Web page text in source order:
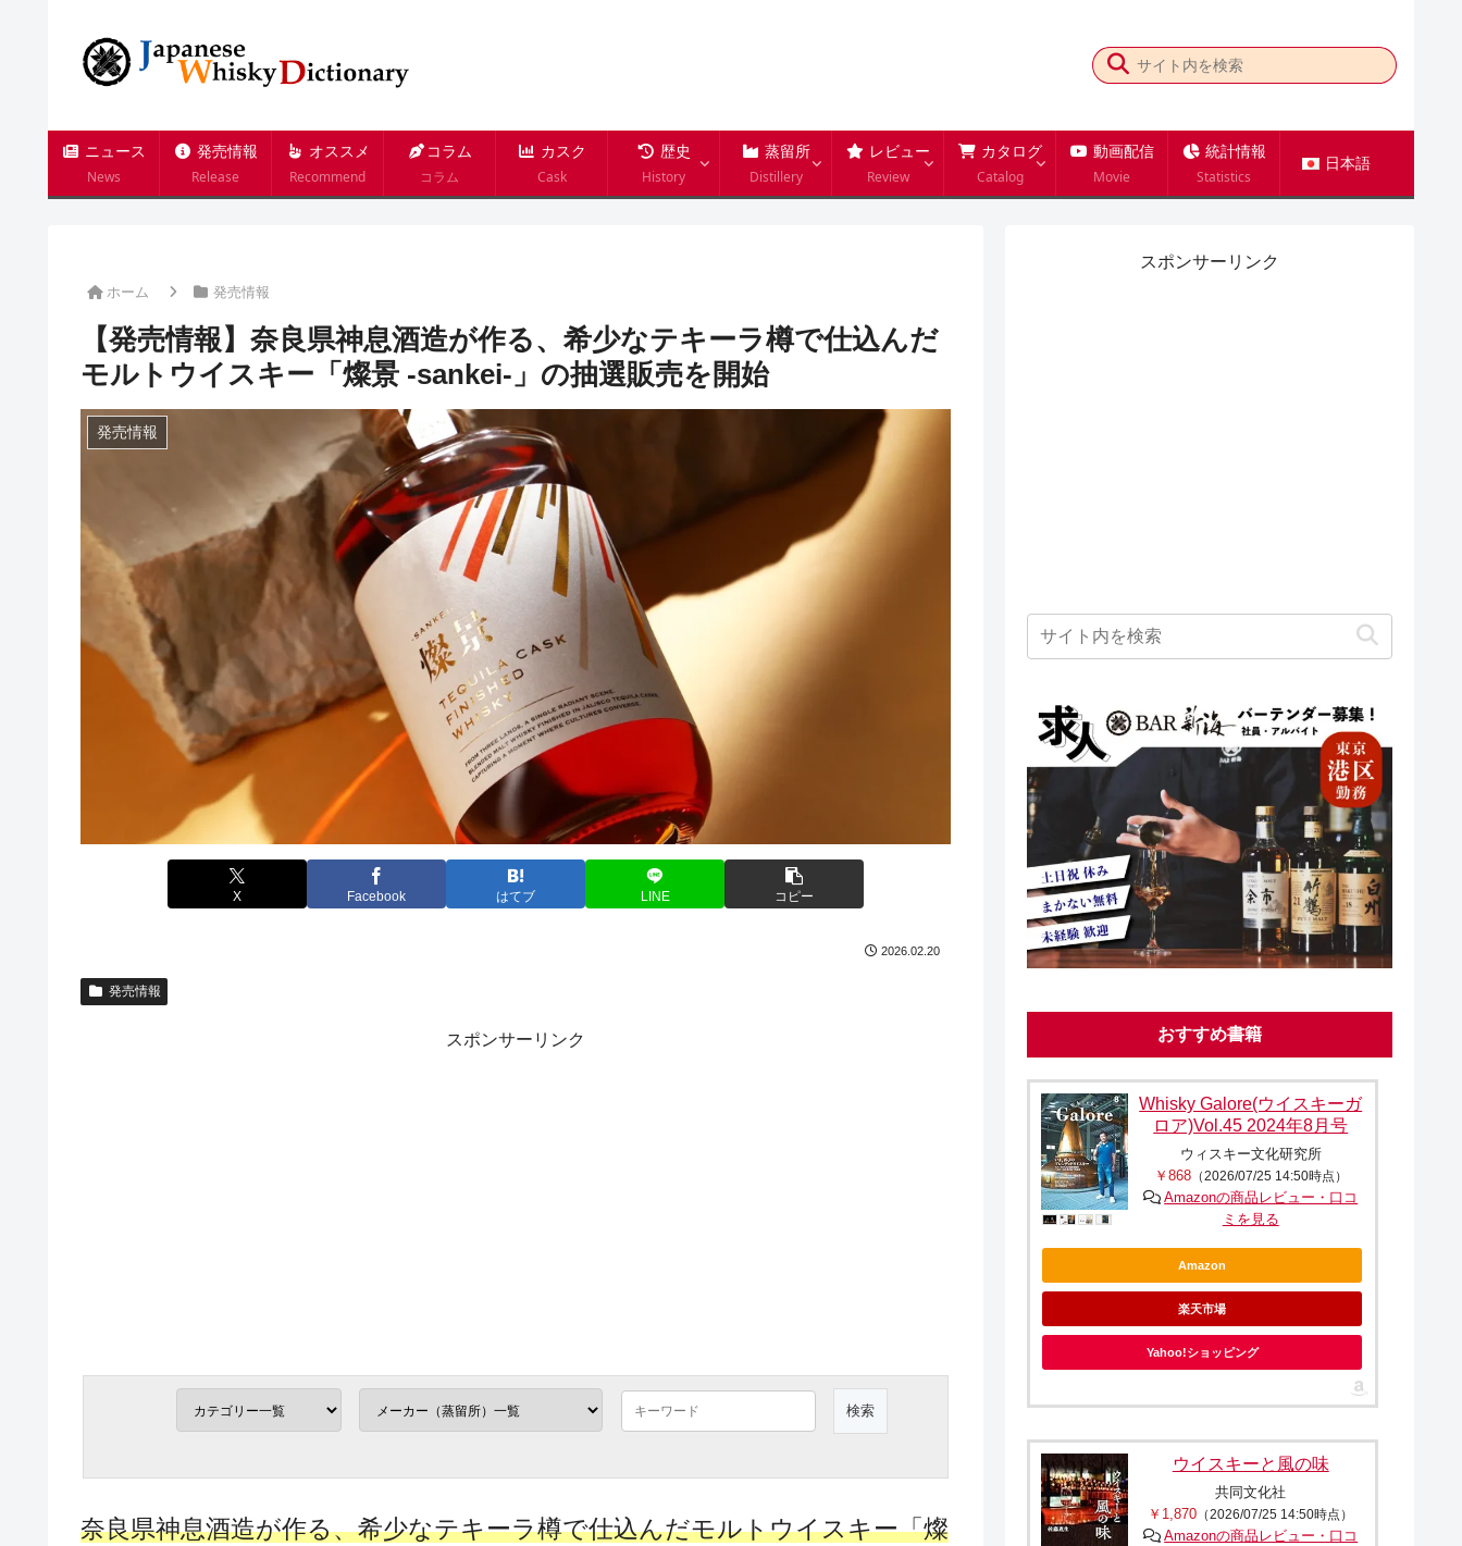
ニュース
News
発売情報
Release
オススメ
Recommend
コラム
コラム
カスク
Cask
歴史
History
蒸留所
Distillery
レビュー
Review
カタログ
Catalog
動画配信
Movie
統計情報
Statistics
日本語
ホーム 発売情報
【発売情報】奈良県神息酒造が作る、希少なテキーラ樽で仕込んだ
モルトウイスキー「燦景 -sankei-」の抽選販売を開始
発売情報
X Facebook はてブ LINE コピー
2026.02.20
発売情報
スポンサーリンク
奈良県神息酒造が作る、希少なテキーラ樽で仕込んだモルトウイスキー「燦
スポンサーリンク
おすすめ書籍
Whisky Galore(ウイスキーガ
ロア)Vol.45 2024年8月号
ウィスキー文化研究所
￥868（2026/07/25 14:50時点）
Amazonの商品レビュー・口コ
ミを見る
Amazon
楽天市場
Yahoo!ショッピング
ウイスキーと風の味
共同文化社
￥1,870 （2026/07/25 14:50時点）
Amazonの商品レビュー・口コ